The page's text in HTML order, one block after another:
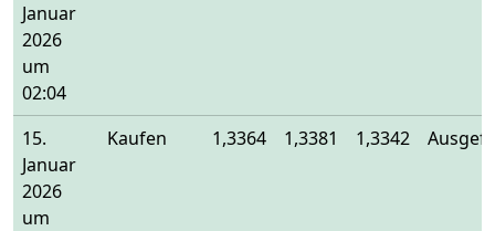
Januar
2026
um
02:04
15.
Januar
2026
um
Kaufen 1,3364 1,3381 1,3342